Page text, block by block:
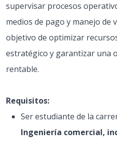
supervisar procesos
medios de pago y manejo de
objetivo de optimizar
estratégico y garantizar una
rentable.
Requisitos:
Ser estudiante de la
Ingeniería comercial,